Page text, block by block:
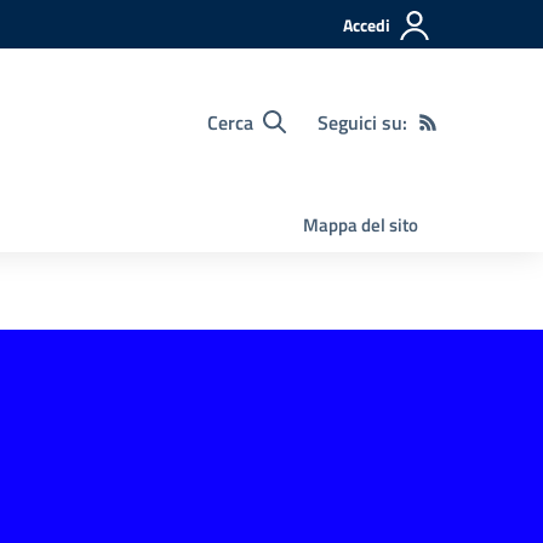
Accedi
Cerca Seguici su:
Mappa del sito